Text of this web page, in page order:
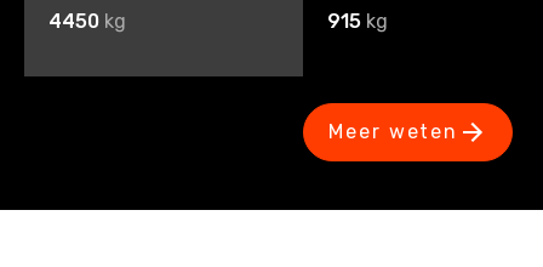
4450 kg 915 kg
Meer weten